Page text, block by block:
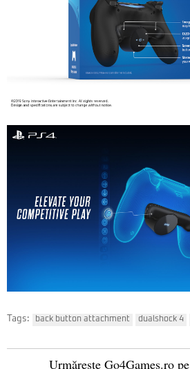
Tags: back button attachment dualshock 4
Urmărește Go4Games.ro pe